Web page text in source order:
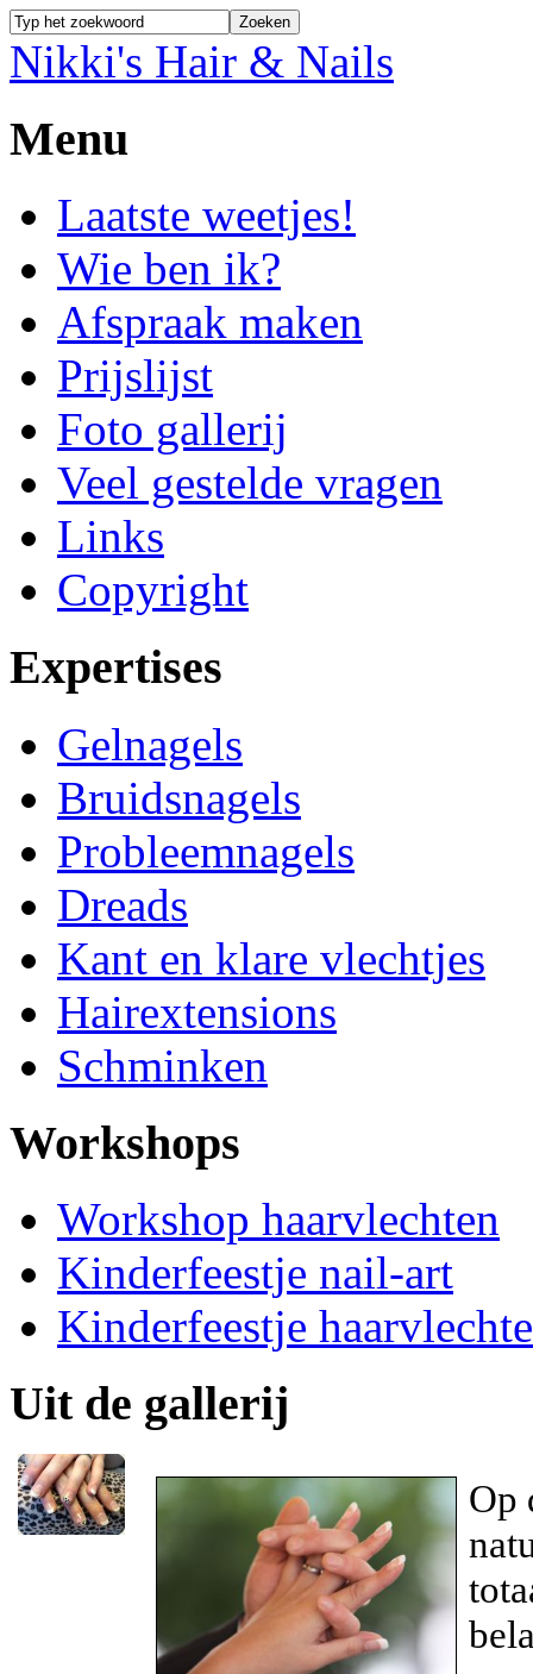
Nikki's Hair & Nails
Menu
Laatste weetjes!
Wie ben ik?
Afspraak maken
Prijslijst
Foto gallerij
Veel gestelde vragen
Links
Copyright
Expertises
Gelnagels
Bruidsnagels
Probleemnagels
Dreads
Kant en klare vlechtjes
Hairextensions
Schminken
Workshops
Workshop haarvlechten
Kinderfeestje nail-art
Kinderfeestje
Uit de gallerij
Op